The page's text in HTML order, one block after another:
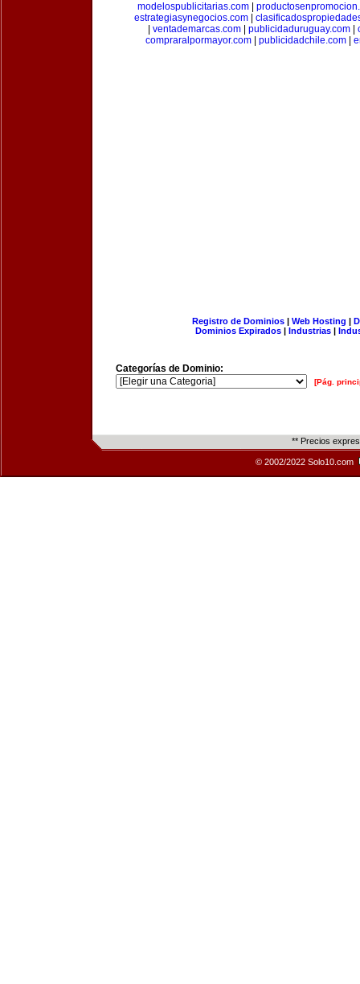
modelospublicitarias.com
estrategiasynegocios.com|
ventademarcas.com publicidaduruguay.com
compraralpormayor.com| publicidadchile.com|
Registro de Dominios| Web Hosting |
Dominios Expirados | Industrias |
Categorías de Dominio:
[Pág.
** Precios
© 2002/2022 Solo10.com